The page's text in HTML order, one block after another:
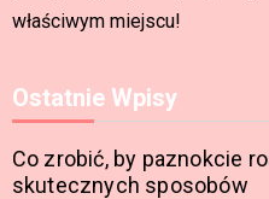
właściwym miejscu!
Ostatnie Wpisy
Co zrobić, by paznokcie
skutecznych sposobów